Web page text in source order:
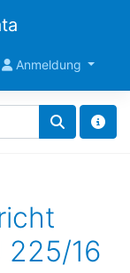
Anmeldung
225/16